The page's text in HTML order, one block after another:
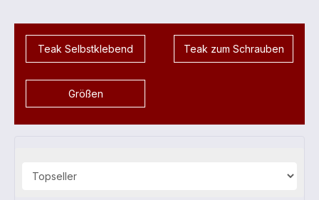
Teak Selbstklebend Teak zum Schrauben
Größen